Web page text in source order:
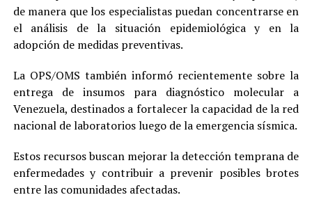
de manera que los especialistas puedan concentrarse en
el análisis de la situación epidemiológica y en la
adopción de medidas preventivas.
La OPS/OMS también informó recientemente sobre la
entrega de insumos para diagnóstico molecular a
Venezuela, destinados a fortalecer la capacidad de la red
nacional de laboratorios luego de la emergencia sísmica.
Estos recursos buscan mejorar la detección temprana de
enfermedades y contribuir a prevenir posibles brotes
entre las comunidades afectadas.